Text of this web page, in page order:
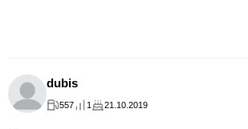
dubis
557 1 21.10.2019